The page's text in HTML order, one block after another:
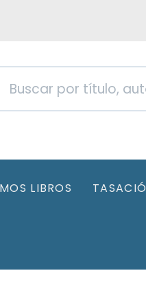
LIBROS